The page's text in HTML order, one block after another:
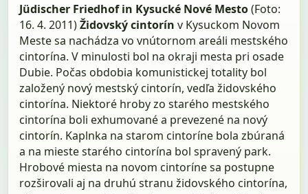
Jüdischer Friedhof in Kysucké Nové Mesto(Foto:
16. 4. 2011)Židovský cintorínv Kysuckom Novom
Meste sa nachádza vo vnútornom areáli mestského
cintorína. V minulosti bol na okraji mesta pri osade
Dubie. Počas obdobia komunistickej totality bol
založený nový mestský cintorín, vedľa židovského
cintorína. Niektoré hroby zo starého mestského
cintorína boli exhumované a prevezené na nový
cintorín. Kaplnka na starom cintoríne bola zbúraná
a na mieste starého cintorína bol spravený park.
Hrobové miesta na novom cintoríne sa postupne
rozširovali aj na druhú stranu židovského cintorína,